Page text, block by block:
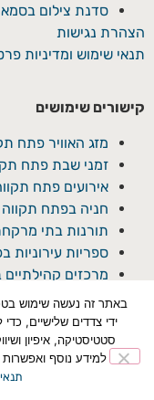
סדנת צילום
הצהרת נגישות
תנאי שימוש ומדיניות
קישורים שימושים
מזג האוויר פתח
זמני שבת פתח
אירועים פתח
חניה בפתח תקווה
תורנות בתי
ספריות עירוניות
מרכזים
ידי צדדים שלישיים,
סטטיסטיקה, איפיון
למידע נוסף